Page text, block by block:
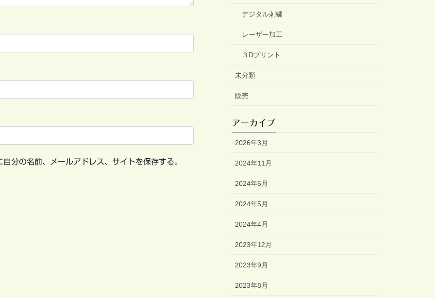
分の名前、メールアドレス、サイトを保存する。
デジタル刺繍
レーザー加工
３Dプリント
未分類
販売
アーカイブ
2026年3月
2024年11月
2024年6月
2024年5月
2024年4月
2023年12月
2023年9月
2023年8月